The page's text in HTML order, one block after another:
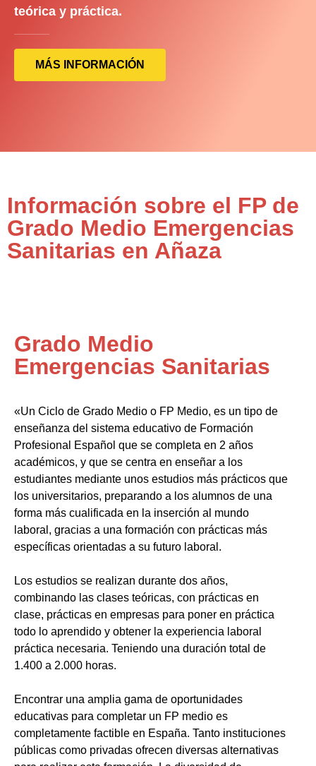
teórica y práctica.
MÁS INFORMACIÓN
Información sobre el FP de
Grado Medio Emergencias
Sanitarias en Añaza
Grado Medio
Emergencias Sanitarias
«Un Ciclo de Grado Medio o FP Medio, es un tipo de
enseñanza del sistema educativo de Formación
Profesional Español que se completa en 2 años
académicos, y que se centra en enseñar a los
estudiantes mediante unos estudios más prácticos que
los universitarios, preparando a los alumnos de una
forma más cualificada en la inserción al mundo
laboral, gracias a una formación con prácticas más
específicas orientadas a su futuro laboral.
Los estudios se realizan durante dos años,
combinando las clases teóricas, con prácticas en
clase, prácticas en empresas para poner en práctica
todo lo aprendido y obtener la experiencia laboral
práctica necesaria. Teniendo una duración total de
1.400 a 2.000 horas.
Encontrar una amplia gama de oportunidades
educativas para completar un FP medio es
completamente factible en España. Tanto instituciones
públicas como privadas ofrecen diversas alternativas